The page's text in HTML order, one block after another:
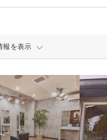
報を表示